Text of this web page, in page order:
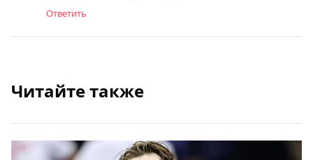
Ответить
Читайте также